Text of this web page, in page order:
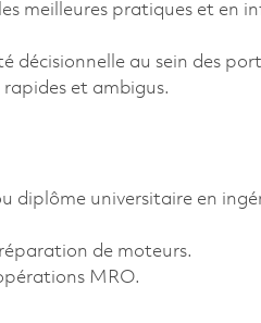
meilleures pratiques et en
au sein des
et ambigus.
diplôme universitaire en
de moteurs.
MRO.